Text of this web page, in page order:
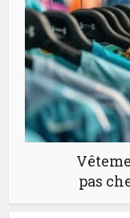
pas